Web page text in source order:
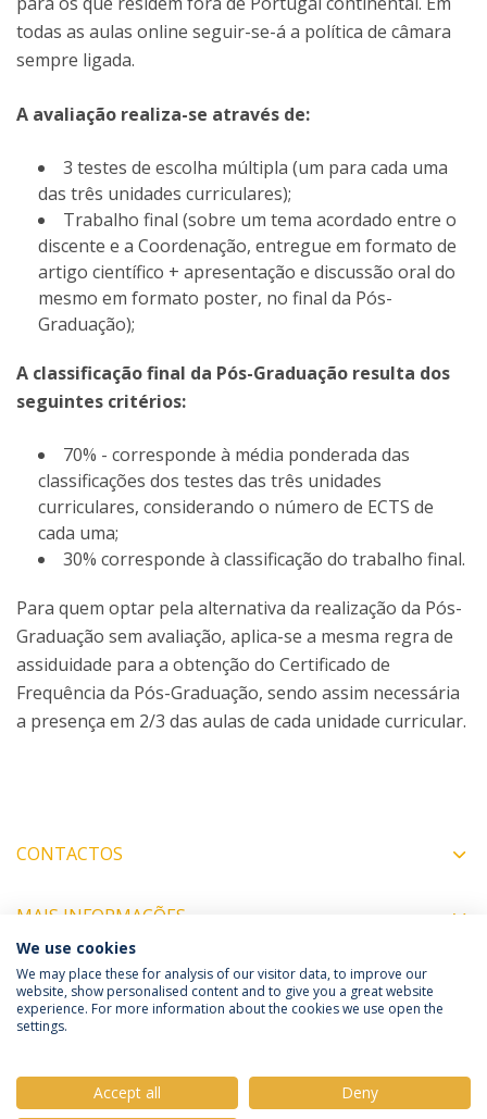
todas as aulas online seguir-se-á a política de câmara
sempre ligada.
A avaliação realiza-se através de:
3 testes de escolha múltipla (um para cada uma
das três unidades curriculares);
Trabalho final (sobre um tema acordado entre o
discente e a Coordenação, entregue em formato de
artigo científico + apresentação e discussão oral do
mesmo em formato poster, no final da Pós-
Graduação);
A classificação final da Pós-Graduação resulta dos
seguintes critérios:
70% - corresponde à média ponderada das
classificações dos testes das três unidades
curriculares, considerando o número de ECTS de
cada uma;
30% corresponde à classificação do trabalho final.
Para quem optar pela alternativa da realização da Pós-
Graduação sem avaliação, aplica-se a mesma regra de
assiduidade para a obtenção do Certificado de
Frequência da Pós-Graduação, sendo assim necessária
a presença em 2/3 das aulas de cada unidade curricular.
CONTACTOS
MAIS INFORMAÇÕES
Política de Privacidade
Termos e Condições
We use cookies
We may place these for analysis of our visitor data, to improve our
website, show personalised content and to give you a great website
experience. For more information about the cookies we use open the
settings.
Accept all Deny